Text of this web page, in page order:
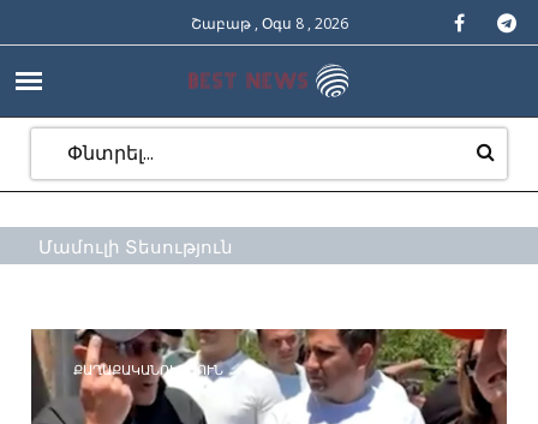
Շաբաթ , Օգս 8 , 2026
Մամուլի Տեսություն
ՔԱՂԱՔԱԿԱՆՈՒԹՅՈՒՆ